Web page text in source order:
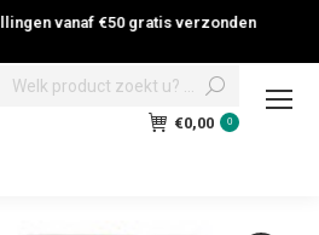
vanaf €50 gratis verzonden
Search:
€0,00 0